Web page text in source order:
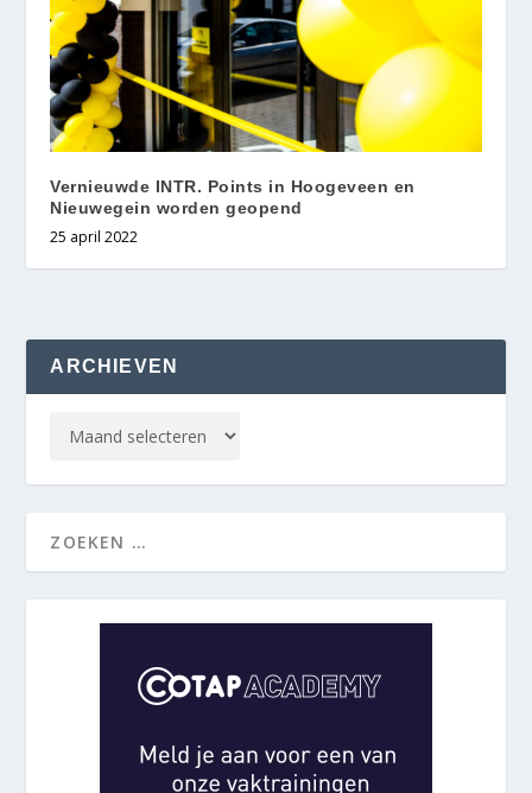
Vernieuwde INTR. Points in Hoogeveen en
Nieuwegein worden geopend
25 april 2022
ARCHIEVEN